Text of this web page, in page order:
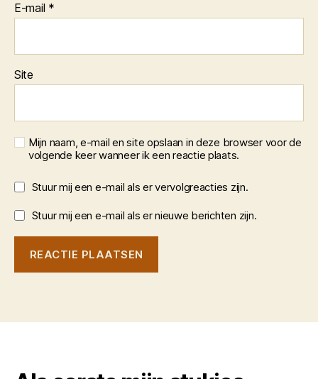
E-mail *
Site
Mijn naam, e-mail en site opslaan in deze browser voor de
volgende keer wanneer ik een reactie plaats.
Stuur mij een e-mail als er vervolgreacties zijn.
Stuur mij een e-mail als er nieuwe berichten zijn.